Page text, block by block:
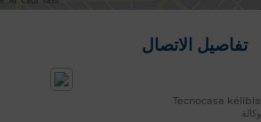
تفاصيل الاتصال
Tecnocasa kélibia
وكالة